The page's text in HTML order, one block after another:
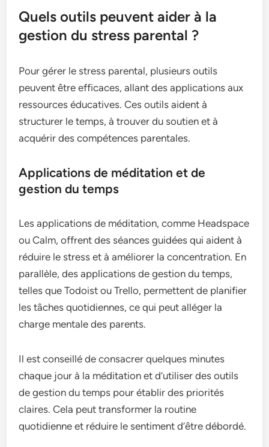
Quels outils peuvent aider à la
gestion du stress parental ?
Pour gérer le stress parental, plusieurs outils
peuvent être efficaces, allant des applications aux
ressources éducatives. Ces outils aident à
structurer le temps, à trouver du soutien et à
acquérir des compétences parentales.
Applications de méditation et de
gestion du temps
Les applications de méditation, comme Headspace
ou Calm, offrent des séances guidées qui aident à
réduire le stress et à améliorer la concentration. En
parallèle, des applications de gestion du temps,
telles que Todoist ou Trello, permettent de planifier
les tâches quotidiennes, ce qui peut alléger la
charge mentale des parents.
Il est conseillé de consacrer quelques minutes
chaque jour à la méditation et d’utiliser des outils
de gestion du temps pour établir des priorités
claires. Cela peut transformer la routine
quotidienne et réduire le sentiment d’être débordé.